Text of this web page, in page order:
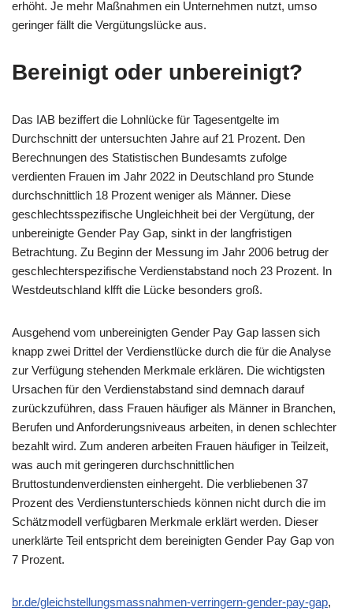
erhöht. Je mehr Maßnahmen ein Unternehmen nutzt, umso
geringer fällt die Vergütungslücke aus.
Bereinigt oder unbereinigt?
Das IAB beziffert die Lohnlücke für Tagesentgelte im
Durchschnitt der untersuchten Jahre auf 21 Prozent. Den
Berechnungen des Statistischen Bundesamts zufolge
verdienten Frauen im Jahr 2022 in Deutschland pro Stunde
durchschnittlich 18 Prozent weniger als Männer. Diese
geschlechtsspezifische Ungleichheit bei der Vergütung, der
unbereinigte Gender Pay Gap, sinkt in der langfristigen
Betrachtung. Zu Beginn der Messung im Jahr 2006 betrug der
geschlechterspezifische Verdienstabstand noch 23 Prozent. In
Westdeutschland klfft die Lücke besonders groß.
Ausgehend vom unbereinigten Gender Pay Gap lassen sich
knapp zwei Drittel der Verdienstlücke durch die für die Analyse
zur Verfügung stehenden Merkmale erklären. Die wichtigsten
Ursachen für den Verdienstabstand sind demnach darauf
zurückzuführen, dass Frauen häufiger als Männer in Branchen,
Berufen und Anforderungsniveaus arbeiten, in denen schlechter
bezahlt wird. Zum anderen arbeiten Frauen häufiger in Teilzeit,
was auch mit geringeren durchschnittlichen
Bruttostundenverdiensten einhergeht. Die verbliebenen 37
Prozent des Verdienstunterschieds können nicht durch die im
Schätzmodell verfügbaren Merkmale erklärt werden. Dieser
unerklärte Teil entspricht dem bereinigten Gender Pay Gap von
7 Prozent.
br.de/gleichstellungsmassnahmen-verringern-gender-pay-gap,